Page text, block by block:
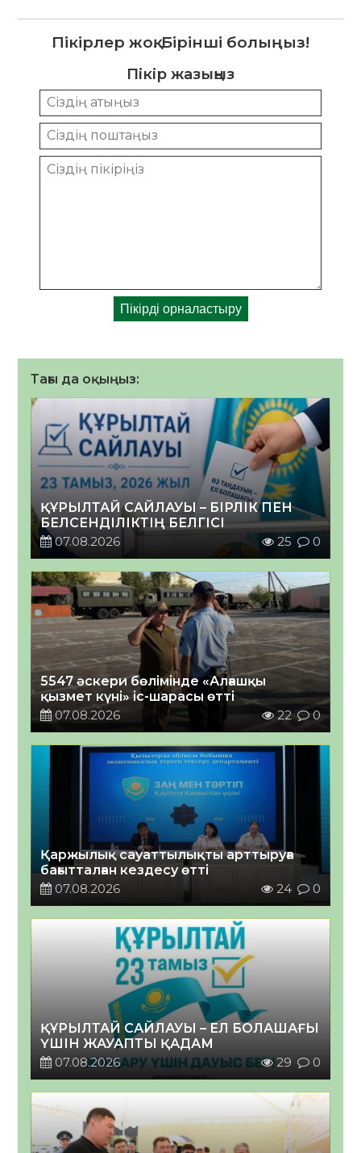
Пікірлер жоқ. Бірінші болыңыз!
Пікір жазыңыз
Тағы да оқыңыз:
ҚҰРЫЛТАЙ САЙЛАУЫ – БІРЛІК ПЕН
БЕЛСЕНДІЛІКТІҢ БЕЛГІСІ
07.08.2026
25 0
5547 әскери бөлімінде «Алғашқы
қызмет күні» іс-шарасы өтті
07.08.2026
22 0
Қаржылық сауаттылықты арттыруға
бағытталған кездесу өтті
07.08.2026
24 0
ҚҰРЫЛТАЙ САЙЛАУЫ – ЕЛ БОЛАШАҒЫ
ҮШІН ЖАУАПТЫ ҚАДАМ
07.08.2026
29 0